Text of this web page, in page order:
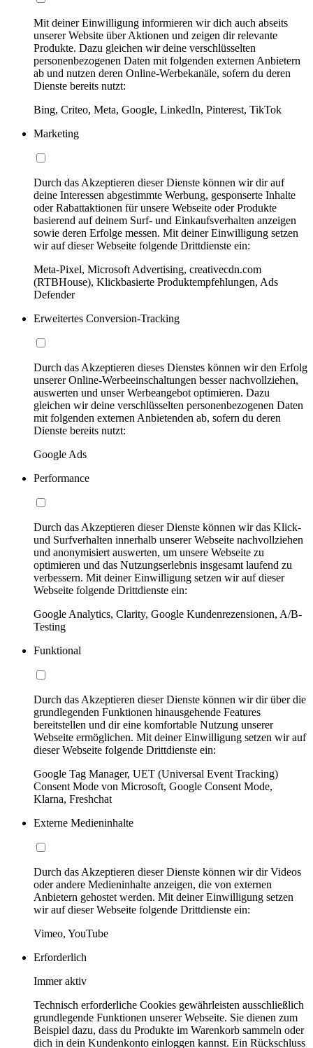
Mit deiner Einwilligung informieren wir dich auch abseits
unserer Website über Aktionen und zeigen dir relevante
Produkte. Dazu gleichen wir deine verschlüsselten
personenbezogenen Daten mit folgenden externen Anbietern
ab und nutzen deren Online-Werbekanäle, sofern du deren
Dienste bereits nutzt:
Bing, Criteo, Meta, Google, LinkedIn, Pinterest, TikTok
Marketing
Durch das Akzeptieren dieser Dienste können wir dir auf
deine Interessen abgestimmte Werbung, gesponserte Inhalte
oder Rabattaktionen für unsere Webseite oder Produkte
basierend auf deinem Surf- und Einkaufsverhalten anzeigen
sowie deren Erfolge messen. Mit deiner Einwilligung setzen
wir auf dieser Webseite folgende Drittdienste ein:
Meta-Pixel, Microsoft Advertising, creativecdn.com
(RTBHouse), Klickbasierte Produktempfehlungen, Ads
Defender
Erweitertes Conversion-Tracking
Durch das Akzeptieren dieses Dienstes können wir den Erfolg
unserer Online-Werbeeinschaltungen besser nachvollziehen,
auswerten und unser Werbeangebot optimieren. Dazu
gleichen wir deine verschlüsselten personenbezogenen Daten
mit folgenden externen Anbietenden ab, sofern du deren
Dienste bereits nutzt:
Google Ads
Performance
Durch das Akzeptieren dieser Dienste können wir das Klick-
und Surfverhalten innerhalb unserer Webseite nachvollziehen
und anonymisiert auswerten, um unsere Webseite zu
optimieren und das Nutzungserlebnis insgesamt laufend zu
verbessern. Mit deiner Einwilligung setzen wir auf dieser
Webseite folgende Drittdienste ein:
Google Analytics, Clarity, Google Kundenrezensionen, A/B-
Testing
Funktional
Durch das Akzeptieren dieser Dienste können wir dir über die
grundlegenden Funktionen hinausgehende Features
bereitstellen und dir eine komfortable Nutzung unserer
Webseite ermöglichen. Mit deiner Einwilligung setzen wir auf
dieser Webseite folgende Drittdienste ein:
Google Tag Manager, UET (Universal Event Tracking)
Consent Mode von Microsoft, Google Consent Mode,
Klarna, Freshchat
Externe Medieninhalte
Durch das Akzeptieren dieser Dienste können wir dir Videos
oder andere Medieninhalte anzeigen, die von externen
Anbietern gehostet werden. Mit deiner Einwilligung setzen
wir auf dieser Webseite folgende Drittdienste ein:
Vimeo, YouTube
Erforderlich
Immer aktiv
Technisch erforderliche Cookies gewährleisten ausschließlich
grundlegende Funktionen unserer Webseite. Sie dienen zum
Beispiel dazu, dass du Produkte im Warenkorb sammeln oder
dich in dein Kundenkonto einloggen kannst. Ein Rückschluss